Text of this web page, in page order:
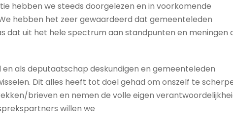
hebben we steeds doorgelezen en in voorkomende
hebben het zeer gewaardeerd dat gemeenteleden
dat uit het hele spectrum aan standpunten en meningen
als deputaatschap deskundigen en gemeenteleden
Dit alles heeft tot doel gehad om onszelf te
brieven en nemen de volle eigen
willen we